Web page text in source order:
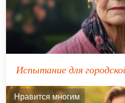
Испытание для
Нравится многим